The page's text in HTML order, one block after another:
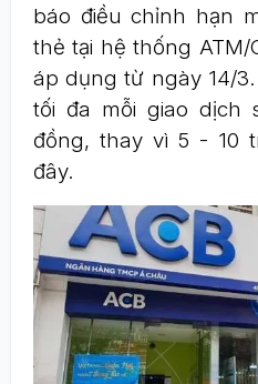
báo điều chỉnh hạn
thẻ tại hệ thống
áp dụng từ ngày 14/
tối đa mỗi giao dịch
đồng, thay vì 5 - 10
đây.